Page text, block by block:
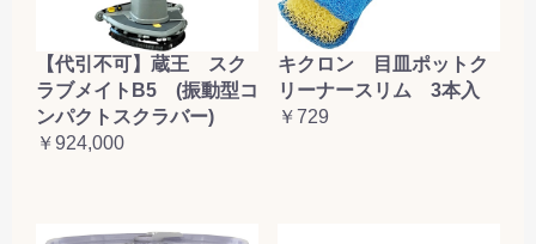
【代引不可】蔵王 スク
ラブメイトB5 (振動型コ
ンパクトスクラバー)
￥924,000
キクロン 目皿ポットク
リーナースリム 3本入
￥729